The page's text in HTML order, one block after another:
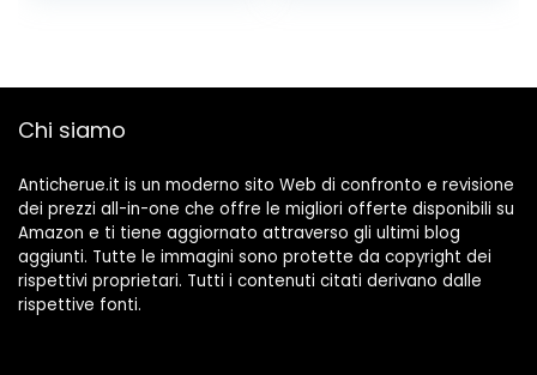
Chi siamo
Anticherue.it is un moderno sito Web di confronto e revisione
dei prezzi all-in-one che offre le migliori offerte disponibili su
Amazon e ti tiene aggiornato attraverso gli ultimi blog
aggiunti. Tutte le immagini sono protette da copyright dei
rispettivi proprietari. Tutti i contenuti citati derivano dalle
rispettive fonti.